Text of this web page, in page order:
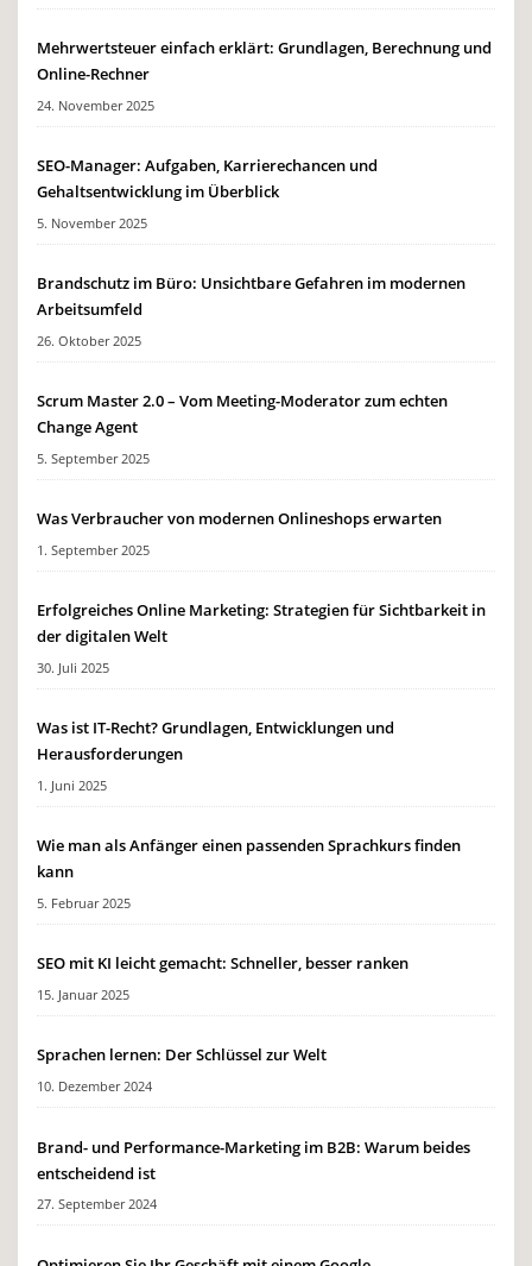
Mehrwertsteuer einfach erklärt: Grundlagen, Berechnung und
Online-Rechner
24. November 2025
SEO-Manager: Aufgaben, Karrierechancen und
Gehaltsentwicklung im Überblick
5. November 2025
Brandschutz im Büro: Unsichtbare Gefahren im modernen
Arbeitsumfeld
26. Oktober 2025
Scrum Master 2.0 – Vom Meeting-Moderator zum echten
Change Agent
5. September 2025
Was Verbraucher von modernen Onlineshops erwarten
1. September 2025
Erfolgreiches Online Marketing: Strategien für Sichtbarkeit in
der digitalen Welt
30. Juli 2025
Was ist IT-Recht? Grundlagen, Entwicklungen und
Herausforderungen
1. Juni 2025
Wie man als Anfänger einen passenden Sprachkurs finden
kann
5. Februar 2025
SEO mit KI leicht gemacht: Schneller, besser ranken
15. Januar 2025
Sprachen lernen: Der Schlüssel zur Welt
10. Dezember 2024
Brand- und Performance-Marketing im B2B: Warum beides
entscheidend ist
27. September 2024